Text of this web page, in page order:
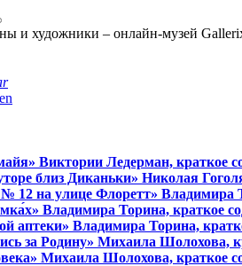
Виктории Ледерман, краткое
близ Диканьки» Николая
12 на улице Флоретт» Владимира
Владимира Торина, краткое
аптеки» Владимира Торина,
за Родину» Михаила Шолохова,
Михаила Шолохова, краткое